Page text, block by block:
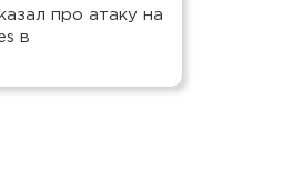
про атаку на
в